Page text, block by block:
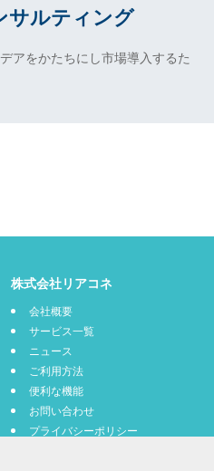
サルティング
アをかたちにし市場導入するた
株式会社リアコネ
会社概要
サービス一覧
ニュース
ご利用方法
便利な機能
お問い合わせ
プライバシーポリシー